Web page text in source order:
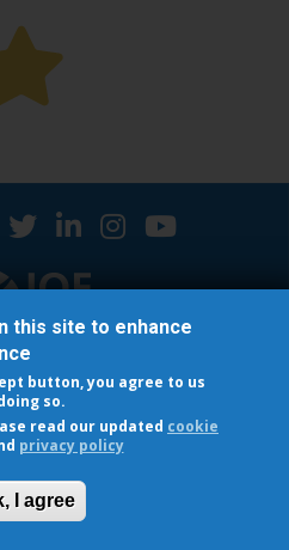
FOUNDATION
-Privacy policy
registered trademark of IOF
this site to enhance
button, you agree to us
so.
read our updated cookie
privacy policy
I agree